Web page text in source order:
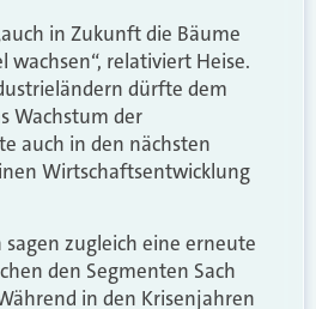
in Zukunft die Bäume
relativiert Heise.
dürfte dem
Wachstum der
auch in den nächsten
Wirtschaftsentwicklung
zugleich eine erneute
den Segmenten Sach
in den Krisenjahren